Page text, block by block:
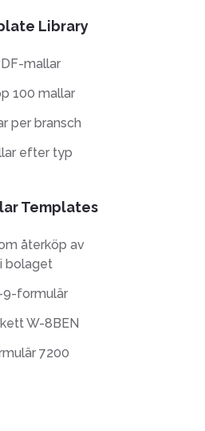
Library
mallar
100 mallar
per bransch
efter typ
Templates
återköp av
bolaget
9-formulär
W-8BEN
7200